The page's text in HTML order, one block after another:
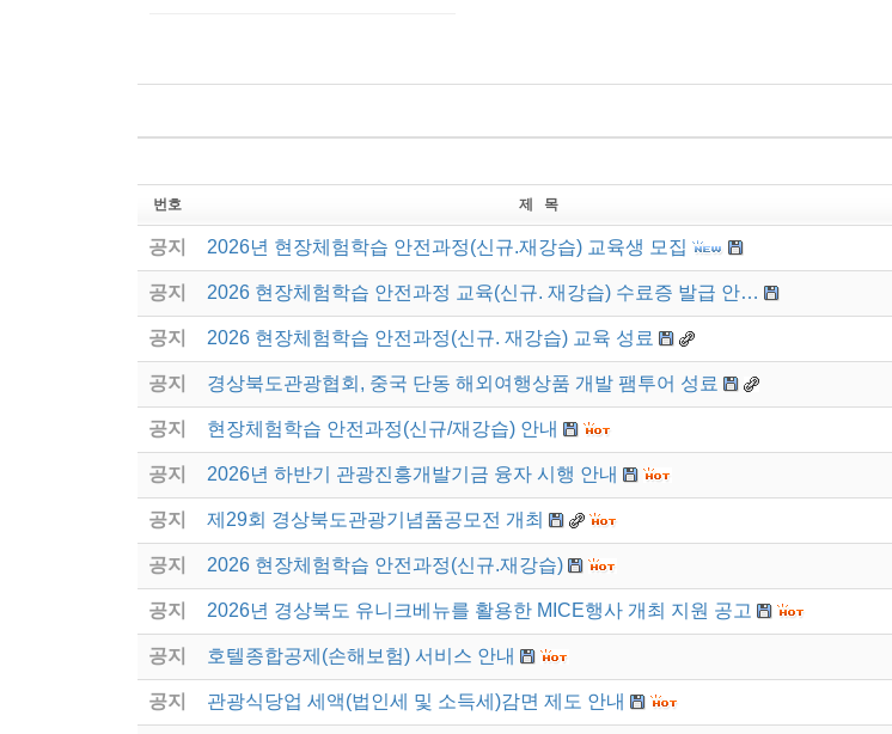
번호 제 목
공지 2026년 현장체험학습 안전과정(신규.재강습) 교육생 모집
공지 2026 현장체험학습 안전과정 교육(신규. 재강습) 수료증 발급 안…
공지 2026 현장체험학습 안전과정(신규. 재강습) 교육 성료
공지 경상북도관광협회, 중국 단동 해외여행상품 개발 팸투어 성료
공지 현장체험학습 안전과정(신규/재강습) 안내
공지 2026년 하반기 관광진흥개발기금 융자 시행 안내
공지 제29회 경상북도관광기념품공모전 개최
공지 2026 현장체험학습 안전과정(신규.재강습)
공지 2026년 경상북도 유니크베뉴를 활용한 MICE행사 개최 지원 공고
공지 호텔종합공제(손해보험) 서비스 안내
공지 관광식당업 세액(법인세 및 소득세)감면 제도 안내